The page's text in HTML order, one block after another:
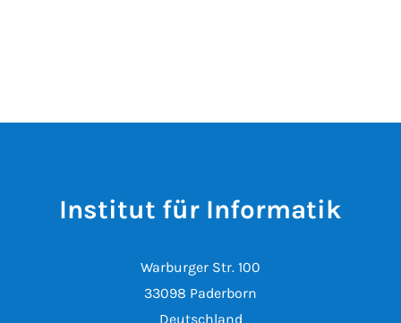
Institut für Informatik
Warburger Str. 100
33098 Paderborn
Deutschland